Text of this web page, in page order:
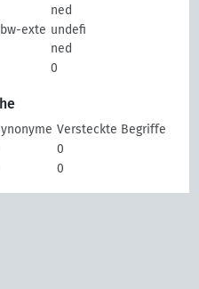
ned
exte undefi
ned
0
Versteckte Begriffe
0
0